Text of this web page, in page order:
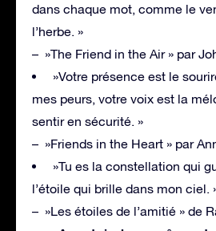
dans chaque mot, comme le
l’herbe. »
– »The Friend in the Air » par
»Votre présence est le
mes peurs, votre voix est la
sentir en sécurité. »
– »Friends in the Heart » par
»Tu es la constellation qui
l’étoile qui brille dans mon ciel.
– »Les étoiles de l’amitié » de